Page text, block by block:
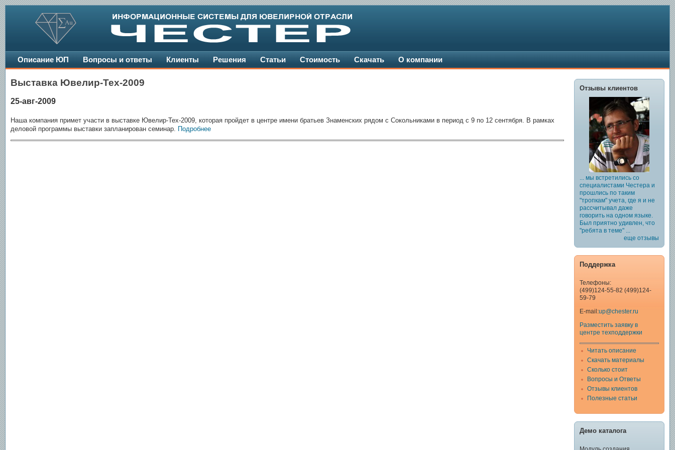
Выставка Ювелир-Тех-2009
25-авг-2009
Наша компания примет участи в выставке Ювелир-Тех-2009, которая пройдет в центре имени братьев Знаменских рядом с Сокольниками в период с 9 по 12 сентября. В рамках
деловой программы выставки запланирован семинар. Подробнее
Описание ЮП Вопросы и ответы Клиенты Решения Статьи Стоимость Скачать О компании
Отзывы клиентов
... мы встретились со
специалистами Честера и
прошлись по таким
"тропкам" учета, где я и не
рассчитывал даже
говорить на одном языке.
Был приятно удивлен, что
"ребята в теме" ...
еще отзывы
Поддержка
Телефоны:
(499)124-55-82 (499)124-
59-79
E-mail:up@chester.ru
Разместить заявку в
центре техподдержки
Читать описание
Скачать материалы
Сколько стоит
Вопросы и Ответы
Отзывы клиентов
Полезные статьи
Демо каталога